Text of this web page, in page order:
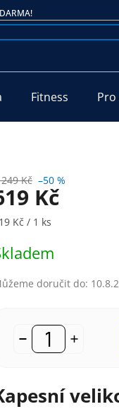
Fitness Pro
Kč –50 %
Kč
cena:
Kč / 1 ks
doručit do: